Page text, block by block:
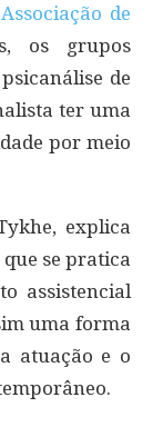
de
os grupos
de
ter uma
por meio
explica
se pratica
assistencial
uma forma
atuação e o